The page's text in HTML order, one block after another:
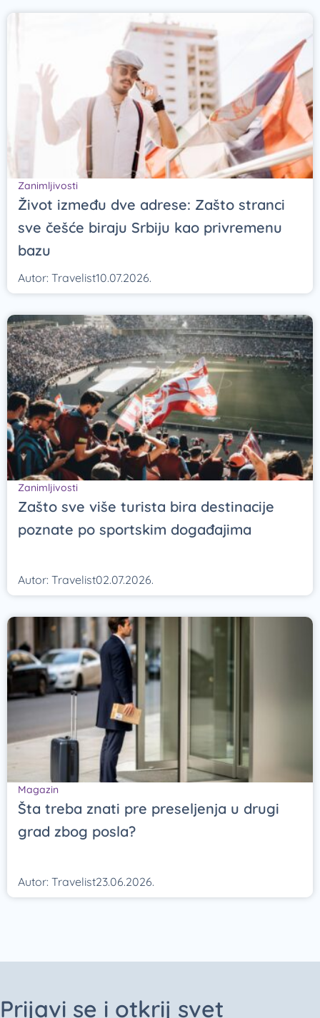
Zanimljivosti
Život između dve adrese: Zašto stranci
sve češće biraju Srbiju kao privremenu
bazu
Autor: Travelist10.07.2026.
Zanimljivosti
Zašto sve više turista bira destinacije
poznate po sportskim događajima
Autor: Travelist02.07.2026.
Magazin
Šta treba znati pre preseljenja u drugi
grad zbog posla?
Autor: Travelist23.06.2026.
Prijavi se i otkrij svet